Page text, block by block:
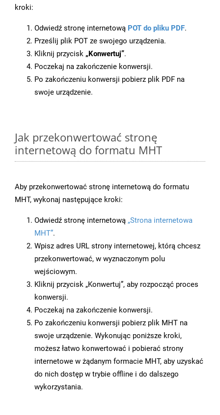
kroki:
Odwiedź stronę internetową POT do pliku PDF.
Prześlij plik POT ze swojego urządzenia.
Kliknij przycisk „Konwertuj”.
Poczekaj na zakończenie konwersji.
Po zakończeniu konwersji pobierz plik PDF na
swoje urządzenie.
Jak przekonwertować stronę
internetową do formatu MHT
Aby przekonwertować stronę internetową do formatu
MHT, wykonaj następujące kroki:
Odwiedź stronę internetową „Strona internetowa
MHT”.
Wpisz adres URL strony internetowej, którą chcesz
przekonwertować, w wyznaczonym polu
wejściowym.
Kliknij przycisk „Konwertuj”, aby rozpocząć proces
konwersji.
Poczekaj na zakończenie konwersji.
Po zakończeniu konwersji pobierz plik MHT na
swoje urządzenie. Wykonując poniższe kroki,
możesz łatwo konwertować i pobierać strony
internetowe w żądanym formacie MHT, aby uzyskać
do nich dostęp w trybie offline i do dalszego
wykorzystania.